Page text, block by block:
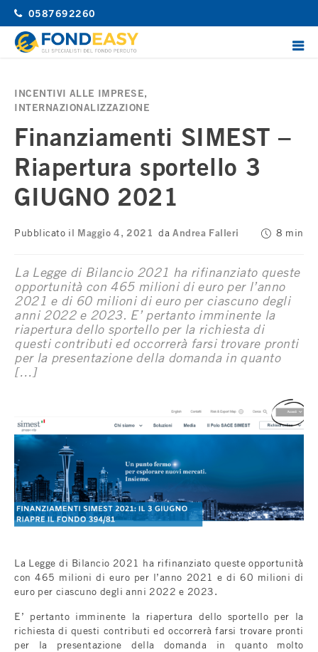
contenuto
0587692260
INCENTIVI ALLE IMPRESE,
INTERNAZIONALIZZAZIONE
Finanziamenti SIMEST –
Riapertura sportello 3
GIUGNO 2021
Pubblicato il Maggio 4, 2021 daAndrea Falleri 8 min
La Legge di Bilancio 2021 ha rifinanziato queste
opportunità con 465 milioni di euro per l’anno
2021 e di 60 milioni di euro per ciascuno degli
anni 2022 e 2023. E’ pertanto imminente la
riapertura dello sportello per la richiesta di
questi contributi ed occorrerà farsi trovare pronti
per la presentazione della domanda in quanto
[…]
La Legge di Bilancio 2021 ha rifinanziato queste opportunità
con 465 milioni di euro per l’anno 2021 e di 60 milioni di
euro per ciascuno degli anni 2022 e 2023.
E’ pertanto imminente la riapertura dello sportello per la
richiesta di questi contributi ed occorrerà farsi trovare pronti
per la presentazione della domanda in quanto molto